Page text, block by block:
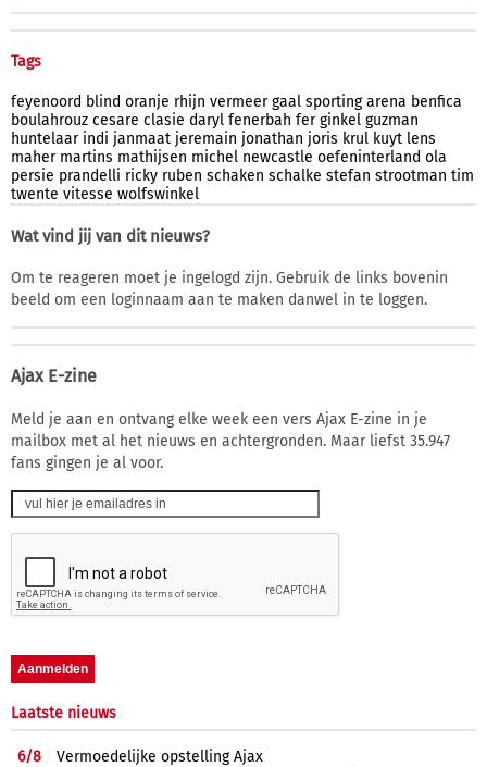
Tags
feyenoord blind oranje rhijn vermeer gaal sporting arena benfica
boulahrouz cesare clasie daryl fenerbah fer ginkel guzman
huntelaar indi janmaat jeremain jonathan joris krul kuyt lens
maher martins mathijsen michel newcastle oefeninterland ola
persie prandelli ricky ruben schaken schalke stefan strootman tim
twente vitesse wolfswinkel
Wat vind jij van dit nieuws?
Om te reageren moet je ingelogd zijn. Gebruik de links bovenin
beeld om een loginnaam aan te maken danwel in te loggen.
Ajax E-zine
Meld je aan en ontvang elke week een vers Ajax E-zine in je
mailbox met al het nieuws en achtergronden. Maar liefst 35.947
fans gingen je al voor.
Laatste nieuws
6/8
Vermoedelijke opstelling Ajax